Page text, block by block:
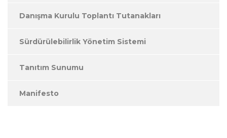
Danışma Kurulu Toplantı Tutanakları
Sürdürülebilirlik Yönetim Sistemi
Tanıtım Sunumu
Manifesto